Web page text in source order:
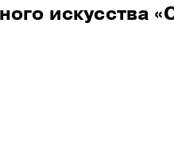
искусства